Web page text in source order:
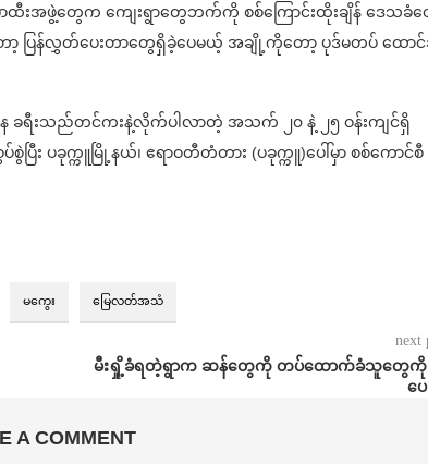
းအဖွဲ့တွေက ကျေးရွာတွေဘက်ကို စစ်ကြောင်းထိုးချိန် ဒေသခံ
ပြန်လွှတ်ပေးတာတွေရှိခဲ့ပေမယ့် အချို့ကိုတော့ ပုဒ်မတပ် ထောင်
ခရီးသည်တင်ကးနဲ့လိုက်ပါလာတဲ့ အသက် ၂၀ နဲ့ ၂၅ ဝန်းကျင်ရှိ
ြီး ပခုက္ကူမြို့နယ်၊ ဧရာဝတီတံတား (ပခုက္ကူ)ပေါ်မှာ စစ်ကောင်စီ
မကွေး မြေလတ်အသံ
next
မီးရှို့ခံရတဲ့ရွာက ဆန်တွေကို တပ်ထောက်ခံသူတွေကို
ပေ
A COMMENT